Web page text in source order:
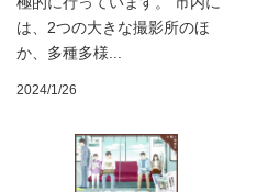
は、2つの大きな撮影所のほ
か、多種多様...
2024/1/26